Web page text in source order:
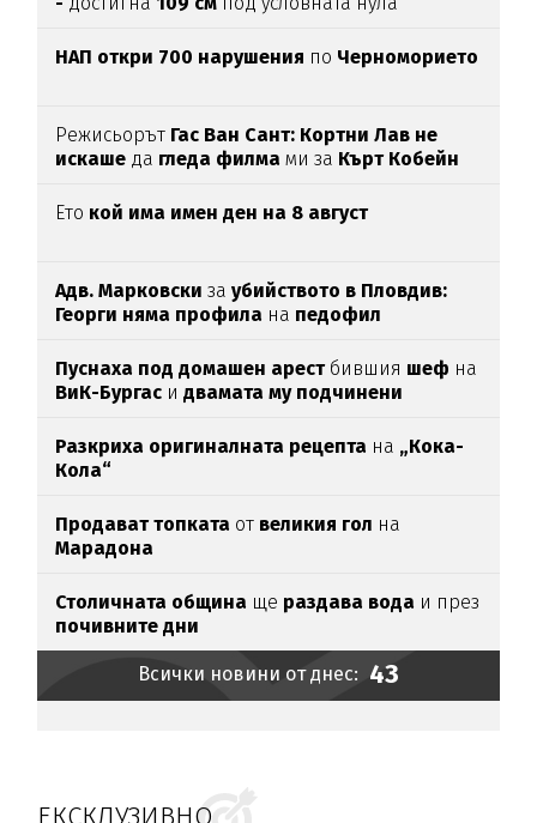
НАП откри 700 нарушения по Черноморието
Режисьорът Гас Ван Сант: Кортни Лав не
искаше да гледа филма ми за Кърт Кобейн
Ето кой има имен ден на 8 август
Адв. Марковски заубийството в Пловдив:
Георги няма профила на педофил
Пуснаха под домашен арестбившия шеф на
ВиК-Бургас и двамата му подчинени
Разкриха оригиналната рецепта на „Кока-
Кола“
Продават топката от великия гол на
Марадона
Столичната община ще раздава вода и през
почивните дни
Всички новини от днес: 43